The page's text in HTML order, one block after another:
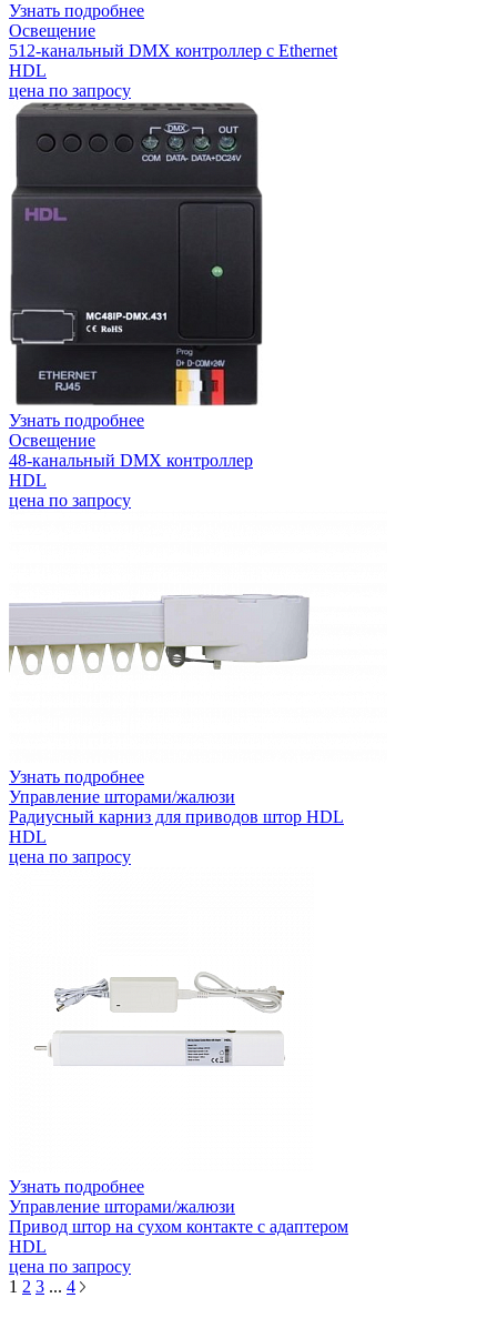
Узнать подробнее
Освещение
512-канальный DMX контроллер с Ethernet
HDL
цена по запросу
Узнать подробнее
Освещение
48-канальный DMX контроллер
HDL
цена по запросу
Узнать подробнее
Управление шторами/жалюзи
Радиусный карниз для приводов штор HDL
HDL
цена по запросу
Узнать подробнее
Управление шторами/жалюзи
Привод штор на сухом контакте с адаптером
HDL
цена по запросу
1 2 3 ... 4